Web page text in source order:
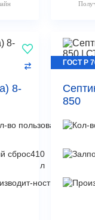
8-
во пользователей
8
сброс410
л
ность
1,5
850
ГОСТ Р